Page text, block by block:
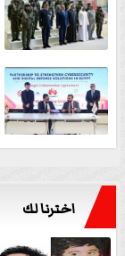
اخترنا لك